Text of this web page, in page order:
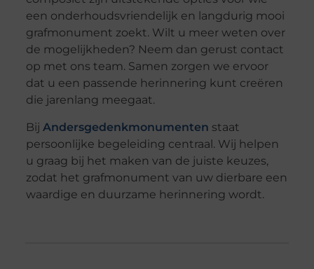
een onderhoudsvriendelijk en langdurig mooi
grafmonument zoekt. Wilt u meer weten over
de mogelijkheden? Neem dan gerust contact
op met ons team. Samen zorgen we ervoor
dat u een passende herinnering kunt creëren
die jarenlang meegaat.
Bij Andersgedenkmonumenten staat
persoonlijke begeleiding centraal. Wij helpen
u graag bij het maken van de juiste keuzes,
zodat het grafmonument van uw dierbare een
waardige en duurzame herinnering wordt.